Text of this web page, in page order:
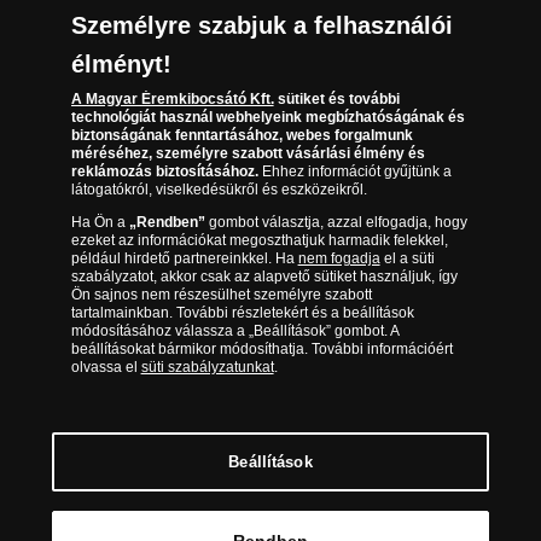
Reklamáció
Visszaküldés
Elállási űrlap
Karrier
Sütik (cookies) használata
Süti (cookies)Beállítások
Társaságunkról
Az érmék és érmek ára és értéke
Gyakran ismételt kérdések
Adatkezelés
06 80 888 889
(díjmentesen hívható hétfőtől csütörtökig 9.00 és 17.00
óra között, péntekenként 9.00 és 15.00 óra között)
Magyar Éremkibocsátó Kft. 1134 Budapest, Váci út 33. Cégjegyzékszám: 01-09-
Személyre szabjuk a felhasználói
élményt!
A Magyar Éremkibocsátó Kft.sütiket és további
technológiát használ webhelyeink megbízhatóságának és
biztonságának fenntartásához, webes forgalmunk
méréséhez, személyre szabott vásárlási élmény és
reklámozás biztosításához.Ehhez információt gyűjtünk a
látogatókról, viselkedésükről és eszközeikről.
Ha Ön a „Rendben”gombot választja, azzal elfogadja, hogy
ezeket az információkat megoszthatjuk harmadik felekkel,
például hirdető partnereinkkel. Ha nem fogadjael a süti
szabályzatot, akkor csak az alapvető sütiket használjuk, így
Ön sajnos nem részesülhet személyre szabott
tartalmainkban. További részletekért és a beállítások
módosításához válassza a „Beállítások” gombot. A
beállításokat bármikor módosíthatja. További információért
olvassa el süti szabályzatunkat.
Beállítások